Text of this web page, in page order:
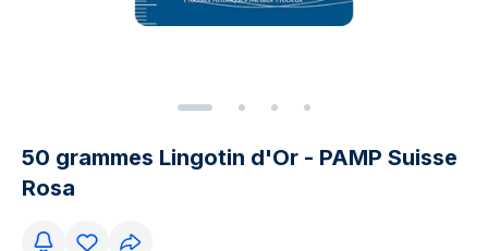
50 grammes Lingotin d'Or - PAMP Suisse
Rosa